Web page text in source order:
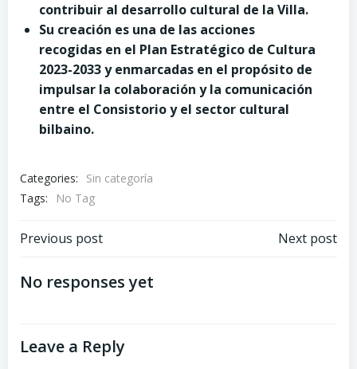
contribuir al desarrollo cultural de la Villa.
Su creación es una de las acciones
recogidas en el Plan Estratégico de Cultura
2023-2033 y enmarcadas en el propósito de
impulsar la colaboración y la comunicación
entre el Consistorio y el sector cultural
bilbaino.
Categories:
Sin categoría
Tags:
No Tag
Post
navigation
Previous post Next post
No responses yet
Leave a Reply